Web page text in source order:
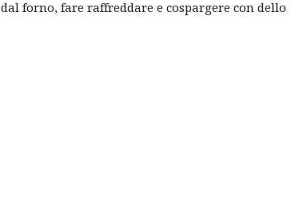
dal forno, fare raffreddare e cospargere con dello